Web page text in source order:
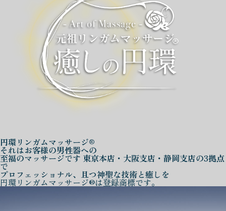
円環リンガムマッサージ®
それはお客様の男性器への
至福のマッサージです 東京本店・大阪支店・静岡支店の3拠点
で
プロフェッショナル、且つ神聖な技術と癒しを
円環リンガムマッサージ®は登録商標です。